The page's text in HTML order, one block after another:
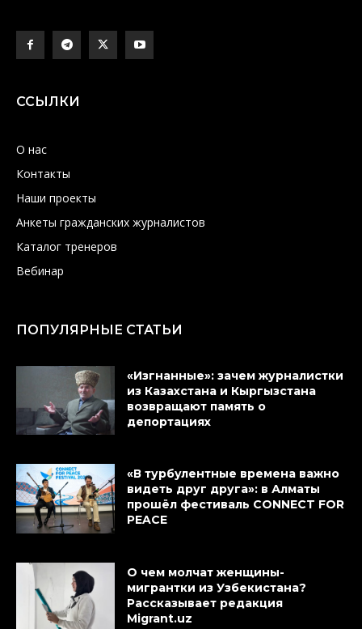
ССЫЛКИ
О нас
Контакты
Наши проекты
Анкеты гражданских журналистов
Каталог тренеров
Вебинар
ПОПУЛЯРНЫЕ СТАТЬИ
«Изгнанные»: зачем журналистки
из Казахстана и Кыргызстана
возвращают память о
депортациях
«В турбулентные времена важно
видеть друг друга»: в Алматы
прошёл фестиваль CONNECT FOR
PEACE
О чем молчат женщины-
мигрантки из Узбекистана?
Рассказывает редакция
Migrant.uz